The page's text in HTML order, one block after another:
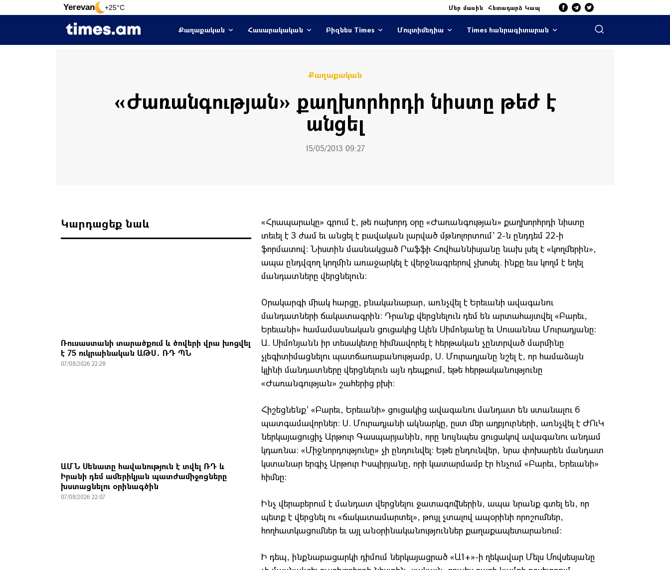
Yerevan +25°C Մեր մասին Հետադարձ Կապ
Քաղաքական Հասարակական Բիզնես Times Մուլտիմեդիա Times հանրագիտարան
Քաղաքական
«Ժառանգության» քաղխորհրդի նիստը թեժ է
անցել
15/05/2013 09:27
Կարդացեք նաև
Ռուսաստանի տարածքում և ծովերի վրա խոցվել
է 75 ուկրաինական ԱԹՍ․ ՌԴ ՊՆ
07/08/2026 22:28
ԱՄՆ Սենատը հավանություն է տվել ՌԴ և
Իրանի դեմ ամերիկյան պատժամիջոցները
խստացնելու օրինագծին
07/08/2026 22:07
«Հրապարակը» գրում է, թե nախորդ օրը «Ժառանգության» քաղխորհրդի նիստը
տեւել է 3 ժամ եւ անցել է բավական լարված մթնոլորտում’ 2-ն ընդդեմ 22-ի
ֆորմատով: Նիստին մասնակցած Րաֆֆի Հովհաննիսյանը նախ լսել է «կողմերին»,
ապա ընդվզող կողմին առաջարկել է վերջնագրերով չխոսել. ինքը եւս կողմ է եղել
մանդատները վերցնելուն:
Օրակարգի միակ հարցը, բնականաբար, առնչվել է Երեւանի ավագանու
մանդատների ճակատագրին: Դրանք վերցնելուն դեմ են արտահայտվել «Բարեւ,
Երեւանի» համամասնական ցուցակից Ալեն Սիմոնյանը եւ Սուսաննա Մուրադյանը:
Ա. Սիմոնյանն իր տեսակետը հիմնավորել է հերթական չընտրված մարմինը
չլեգիտիմացնելու պատճառաբանությամբ, Ս. Մուրադյանը նշել է, որ համաձայն
կլինի մանդատները վերցնելուն այն դեպքում, եթե հերթականությունը
«Ժառանգության» շահերից բխի:
Հիշեցնենք’ «Բարեւ, Երեւանի» ցուցակից ավագանու մանդատ են ստանալու 6
պատգամավորներ: Ս. Մուրադյանի ակնարկը, ըստ մեր աղբյուրների, առնչվել է ԺՈւԿ
ներկայացուցիչ Արթուր Գասպարյանին, որը նույնպես ցուցակով ավագանու անդամ
կդառնա: «Միջնորդությունը» չի ընդունվել: Եթե ընդունվեր, նրա փոխարեն մանդատ
կստանար երգիչ Արթուր Իսպիրյանը, որի կատարմամբ էր հնչում «Բարեւ, Երեւանի»
հիմնը:
Ինչ վերաբերում է մանդատ վերցնելու ջատագովներին, ապա նրանք գտել են, որ
պետք է վերցնել ու «ճակատամարտել», թույլ չտալով ապօրինի որոշումներ,
հողհատկացումներ եւ այլ անօրինականություններ քաղաքապետարանում:
Ի դեպ, ինքնաբացարկի դիմում ներկայացրած «Ա1+»-ի ղեկավար Մելս Մովսեսյանը